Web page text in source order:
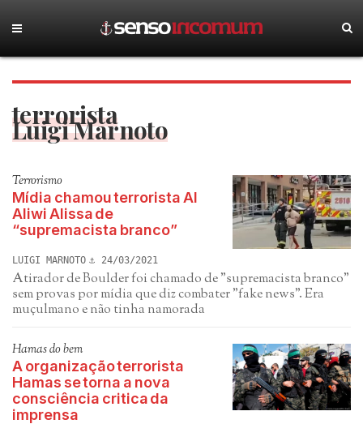
terrorista
Luigi Marnoto
Terrorismo
Mídia chamou terrorista Al
Aliwi Alissa de
“supremacista branco”
LUIGI MARNOTO 24/03/2021
Atirador de Boulder foi chamado de "supremacista branco"
sem provas por mídia que diz combater "fake news". Era
muçulmano e não tinha namorada
Hamas do bem
A organização terrorista
Hamas se torna a nova
consciência critica da
imprensa